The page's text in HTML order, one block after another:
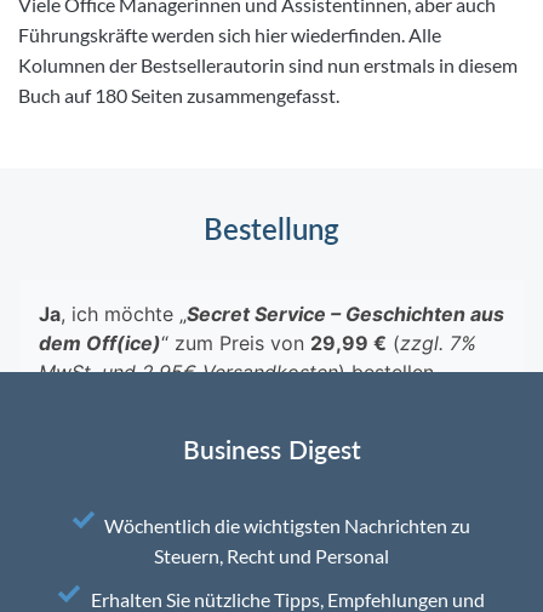
Führungskräfte werden sich hier wiederfinden. Alle
Kolumnen der Bestsellerautorin sind nun erstmals in diesem
Buch auf 180 Seiten zusammengefasst.
Bestellung
Business Digest
Wöchentlich die wichtigsten Nachrichten zu
Steuern, Recht und Personal
Erhalten Sie nützliche Tipps, Empfehlungen und